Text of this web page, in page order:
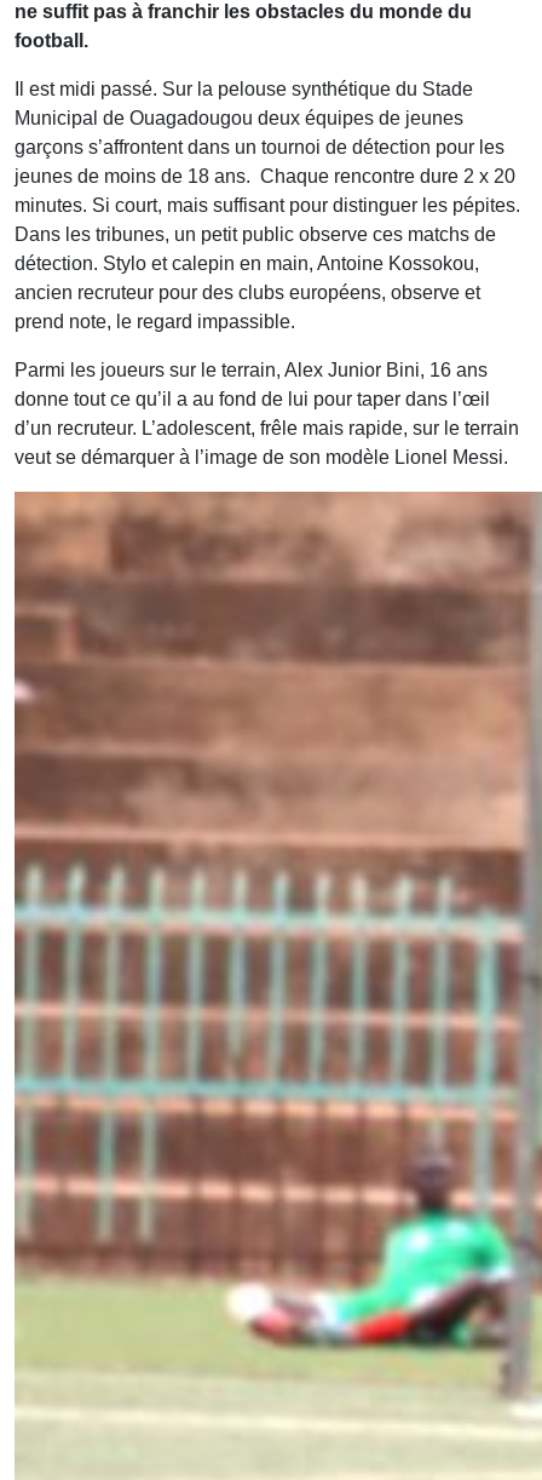
ne suffit pas à franchir les obstacles du monde du
football.
Il est midi passé. Sur la pelouse synthétique du Stade
Municipal de Ouagadougou deux équipes de jeunes
garçons s’affrontent dans un tournoi de détection pour les
jeunes de moins de 18 ans. Chaque rencontre dure 2 x 20
minutes. Si court, mais suffisant pour distinguer les pépites.
Dans les tribunes, un petit public observe ces matchs de
détection. Stylo et calepin en main, Antoine Kossokou,
ancien recruteur pour des clubs européens, observe et
prend note, le regard impassible.
Parmi les joueurs sur le terrain, Alex Junior Bini, 16 ans
donne tout ce qu’il a au fond de lui pour taper dans l’œil
d’un recruteur. L’adolescent, frêle mais rapide, sur le terrain
veut se démarquer à l’image de son modèle Lionel Messi.